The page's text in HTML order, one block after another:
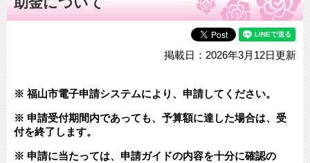
掲載日：2026年3月12日更新
※ 福山市電子申請システムにより、申請してください。
※ 申請受付期間内であっても、予算額に達した場合は、受
付を終了します。
​※ 申請に当たっては、申請ガイドの内容を十分に確認の